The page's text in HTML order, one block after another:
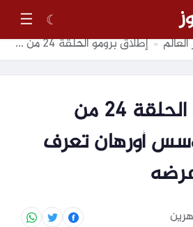
☾
☰
العالم » إطلاق برومو الحلقة 24 من مسلسل المؤسس أورهان تعرف على موعد عرضه
إطلاق برومو الحلقة 24 من
أورهان تعرف